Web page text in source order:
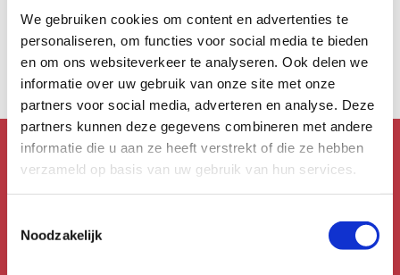
We gebruiken cookies om content en advertenties te
personaliseren, om functies voor social media te bieden
en om ons websiteverkeer te analyseren. Ook delen we
informatie over uw gebruik van onze site met onze
partners voor social media, adverteren en analyse. Deze
partners kunnen deze gegevens combineren met andere
informatie die u aan ze heeft verstrekt of die ze hebben
verzameld op basis van uw gebruik van hun services.
Noodzakelijk
December & Januari 2024
Lachen met vrouwen
Mis niks!
Schrijf je in voor de
nieuwsbrief!